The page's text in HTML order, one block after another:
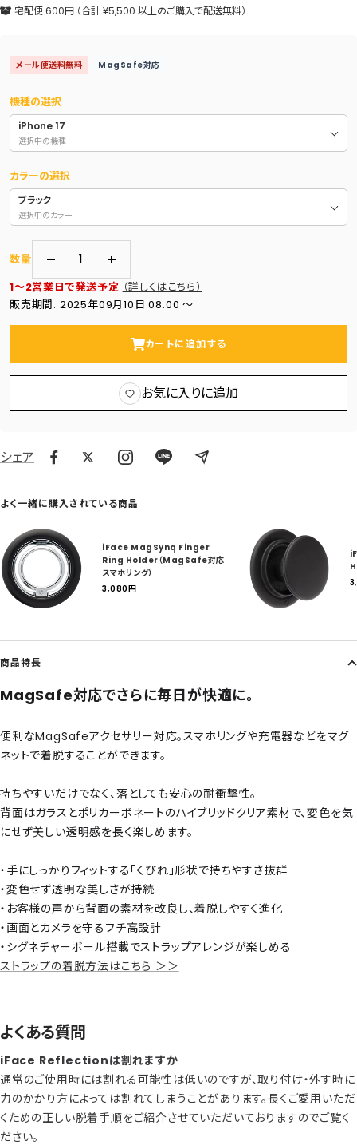
ー
価
格
宅配便 600円 （合計 ¥5,500 以上のご購入で配送無料）
メール便送料無料 MagSafe対応
機種の選択
iPhone 17
選択中の機種
カラーの選択
ブラック
選択中のカラー
数量
量
を
す
数
量
を
す
1～2営業日で発送予定 （詳しくはこちら）
販売期間: 2025年09月10日 08:00 〜
カートに追加する
お気に入りに追加
シェア
商品特長
MagSafe対応でさらに毎日が快適に。
便利なMagSafeアクセサリー対応。スマホリングや充電器などをマグ
ネットで着脱することができます。
持ちやすいだけでなく、落としても安心の耐衝撃性。
背面はガラスとポリカーボネートのハイブリッドクリア素材で、変色を気
にせず美しい透明感を長く楽しめます。
・手にしっかりフィットする「くびれ」形状で持ちやすさ抜群
・変色せず透明な美しさが持続
・お客様の声から背面の素材を改良し、着脱しやすく進化
・画面とカメラを守るフチ高設計
・シグネチャーボール搭載でストラップアレンジが楽しめる
ストラップの着脱方法はこちら ＞＞
よくある質問
iFace Reflectionは割れますか
通常のご使用時には割れる可能性は低いのですが、取り付け・外す時に
力のかかり方によっては割れてしまうことがあります。長くご愛用いただ
くための正しい脱着手順をご紹介させていただいておりますのでご覧く
ださい。
よく一緒に購入されている商品
iFace MagSynq Finger
Ring Holder（MagSafe対応
スマホリング）
セ
格
3,080円
セ